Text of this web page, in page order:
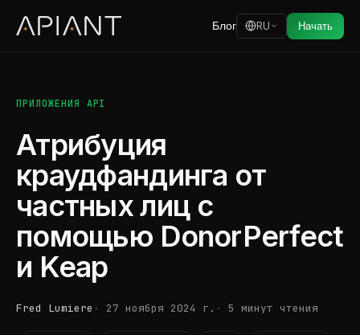
Блог RU Начать
ПРИЛОЖЕНИЯ API
Атрибуция
краудфандинга от
частных лиц с
помощью DonorPerfect
и Keap
Fred Lumiere 27 ноября 2024 г. 5 минут чтения